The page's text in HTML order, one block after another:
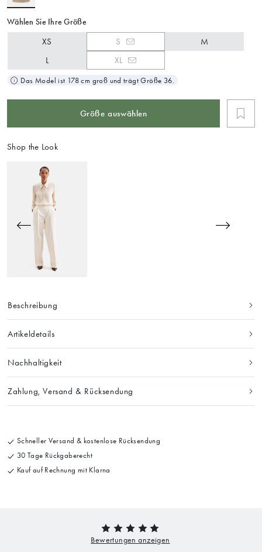
Wählen Sie Ihre Größe
XS S
M
L
XL
Das Model ist 178 cm groß und trägt Größe 36.
Größe auswählen
Shop the Look
Beschreibung
Artikeldetails
Nachhaltigkeit
Zahlung, Versand & Rücksendung
Schneller Versand & kostenlose Rücksendung
30 Tage Rückgaberecht
Kauf auf Rechnung mit Klarna